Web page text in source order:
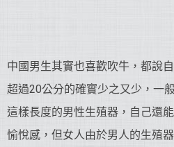
中國男生其實也喜歡吹牛，都說
超過20公分的確實少之又少，一
這樣長度的男性生殖器，自己還
愉悅感，但女人由於男人的生殖